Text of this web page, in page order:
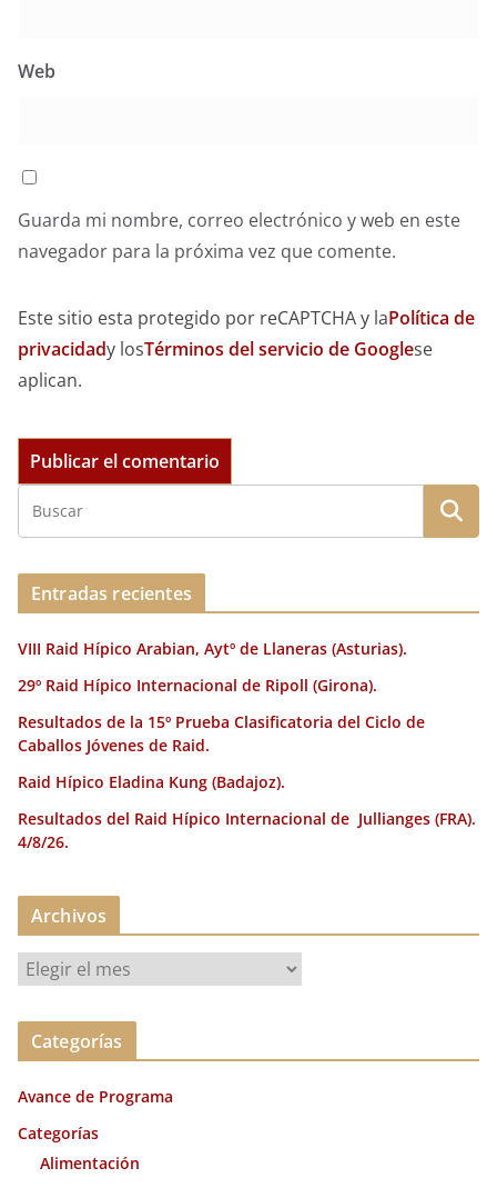
Web
Guarda mi nombre, correo electrónico y web en este
navegador para la próxima vez que comente.
Este sitio esta protegido por reCAPTCHA y laPolítica de
privacidady losTérminos del servicio de Googlese
aplican.
Entradas recientes
VIII Raid Hípico Arabian, Aytº de Llaneras (Asturias).
29º Raid Hípico Internacional de Ripoll (Girona).
Resultados de la 15º Prueba Clasificatoria del Ciclo de
Caballos Jóvenes de Raid.
Raid Hípico Eladina Kung (Badajoz).
Resultados del Raid Hípico Internacional de Jullianges (FRA).
4/8/26.
Archivos
r
c
v
o
Categorías
Avance de Programa
Categorías
Alimentación